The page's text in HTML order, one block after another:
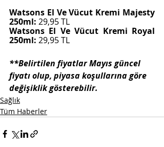
Watsons El Ve Vücut Kremi Majesty
250ml: 29,95 TL
Watsons El Ve Vücut Kremi Royal
250ml: 29,95 TL
**Belirtilen fiyatlar Mayıs güncel
fiyatı olup, piyasa koşullarına göre
değişiklik gösterebilir.
Sağlık
Tüm Haberler